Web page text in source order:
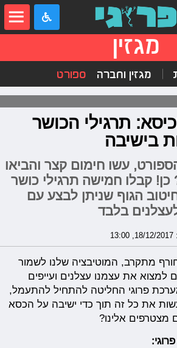
מגזין
מגזין וחברה ספורט
תרגילי הכושר
בישיבה
עשו חימום קצר והביאו
קבלו חמישה תרגילי כושר
הגוף שניתן לבצע עם
בלבד
מתקרב, המוטיבציה שלנו לשמור
למצוא את עצמנו עצלנים ועייפים
פרוגי החליטה להתחיל להתעמל,
את כל זה תוך כדי ישיבה על הכסא
מצטרפים אלינו?